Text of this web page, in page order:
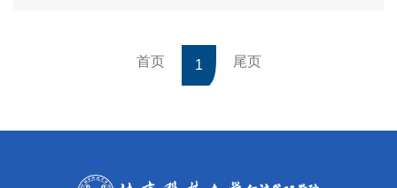
首页 1 尾页